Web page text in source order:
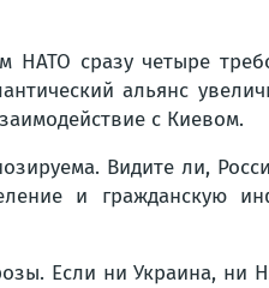
сразу четыре
альянс
с Киевом.
Видите ли,
и гражданскую
Если ни Украина,